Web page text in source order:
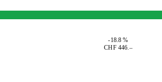
-18.8 %
CHF 446.–